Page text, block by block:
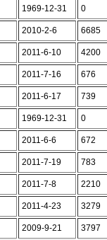
1969-12-31 0
2010-2-6 6685
2011-6-10 4200
2011-7-16 676
2011-6-17 739
1969-12-31 0
2011-6-6 672
2011-7-19 783
2011-7-8 2210
2011-4-23 3279
2009-9-21 3797